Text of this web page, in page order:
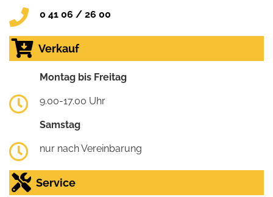
0 41 06 / 26 00
Verkauf
Montag bis Freitag
9.00-17.00 Uhr
Samstag
nur nach Vereinbarung
Service